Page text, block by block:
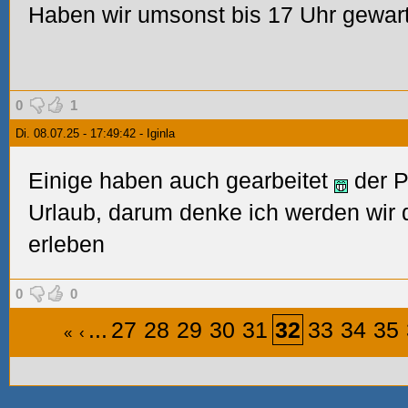
Haben wir umsonst bis 17 Uhr
0 1
Di. 08.07.25 - 17:49:42 - Iginla
Einige haben auch gearbeitet
der
Urlaub, darum denke ich werden wir
erleben
0 0
« ‹ ... 27 28 29 30 31 32 33 34 35